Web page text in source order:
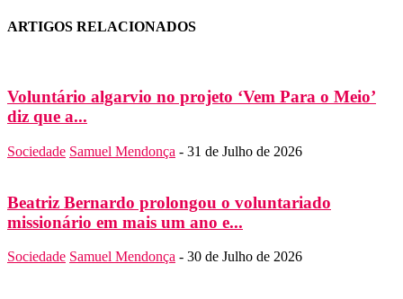
ARTIGOS RELACIONADOS
Voluntário algarvio no projeto ‘Vem Para o Meio’
diz que a...
Sociedade Samuel Mendonça - 31 de Julho de 2026
Beatriz Bernardo prolongou o voluntariado
missionário em mais um ano e...
Sociedade Samuel Mendonça - 30 de Julho de 2026